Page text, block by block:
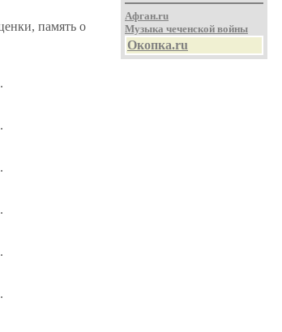
Афган.ru
Музыка чеченской войны
Окопка.ru
память о